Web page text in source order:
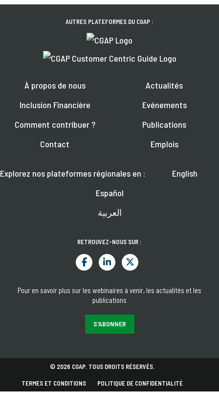
AUTRES PLATEFORMES DU CGAP :
À propos de nous
Inclusion Financière
Comment contribuer ?
Contact
Actualités
Evénements
Publications
Emplois
Explorez nos plateformes régionales en :
English
Español
العربية
RETROUVEZ-NOUS SUR :
Pour en savoir plus sur les webinaires à venir, les actualités et les
publications
S'ABONNER
© 2026 CGAP. TOUS DROITS RÉSERVÉS.
TERMES ET CONDITIONS POLITIQUE DE CONFIDENTIALITÉ